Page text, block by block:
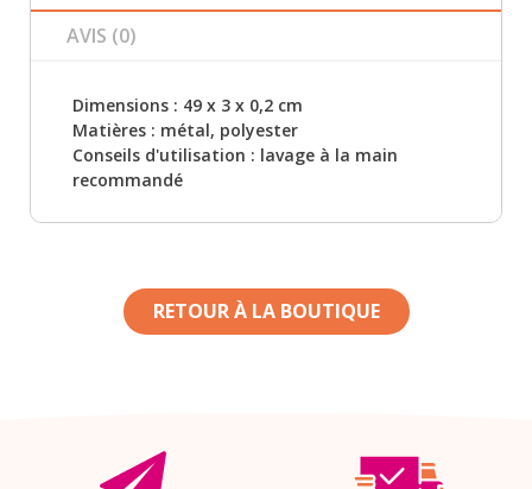
AVIS (0)
Dimensions : 49 x 3 x 0,2 cm
Matières : métal, polyester
Conseils d'utilisation : lavage à la main
recommandé
RETOUR À LA BOUTIQUE